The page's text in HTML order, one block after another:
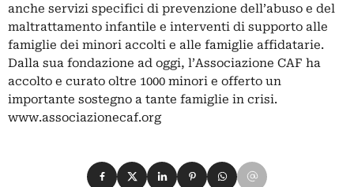
anche servizi specifici di prevenzione dell’abuso e del
maltrattamento infantile e interventi di supporto alle
famiglie dei minori accolti e alle famiglie affidatarie.
Dalla sua fondazione ad oggi, l’Associazione CAF ha
accolto e curato oltre 1000 minori e offerto un
importante sostegno a tante famiglie in crisi.
www.associazionecaf.org
Condividi su Facebook
Condividi su X
Condividi su LinkedIn
Condividi su Pinterest
Condividi su WhatsApp
Condividi su Email